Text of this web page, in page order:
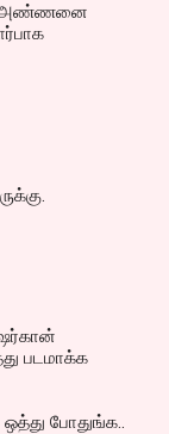
அண்ணனை
படமாக்க
ஒத்து போதுங்க..